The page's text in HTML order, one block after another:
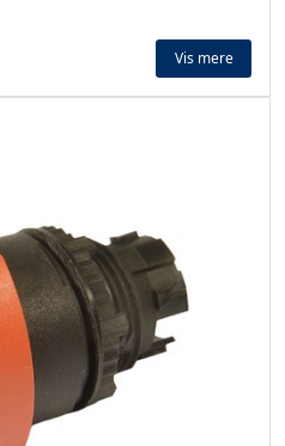
Vis mere